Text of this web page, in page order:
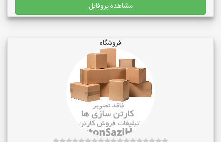
مشاهده پروفایل
فروشگاه